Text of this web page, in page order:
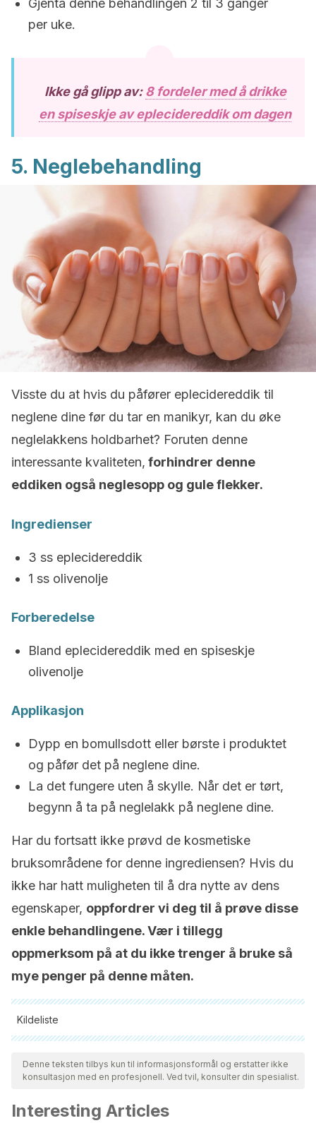
Gjenta denne behandlingen 2 til 3 ganger
per uke.
Ikke gå glipp av:8 fordeler med å drikke
en spiseskje av eplecidereddik om dagen
5. Neglebehandling
Visste du at hvis du påfører eplecidereddik til
neglene dine før du tar en manikyr, kan du øke
neglelakkens holdbarhet? Foruten denne
interessante kvaliteten, forhindrer denne
eddiken også neglesopp og gule flekker.
Ingredienser
3 ss eplecidereddik
1 ss olivenolje
Forberedelse
Bland eplecidereddik med en spiseskje
olivenolje
Applikasjon
Dypp en bomullsdott eller børste i produktet
og påfør det på neglene dine.
La det fungere uten å skylle. Når det er tørt,
begynn å ta på neglelakk på neglene dine.
Har du fortsatt ikke prøvd de kosmetiske
bruksområdene for denne ingrediensen? Hvis du
ikke har hatt muligheten til å dra nytte av dens
egenskaper, oppfordrer vi deg til å prøve disse
enkle behandlingene. Vær i tillegg
oppmerksom på at du ikke trenger å bruke så
mye penger på denne måten.
Kildeliste
Alle siterte kilder ble grundig gjennomgått av teamet vårt for å
sikre deres kvalitet, pålitelighet, aktualitet og validitet.
Bibliografien i denne artikkelen ble betraktet som pålitelig og
Denne teksten tilbys kun til informasjonsformål og erstatter ikke
konsultasjon med en profesjonell. Ved tvil, konsulter din spesialist.
Interesting Articles